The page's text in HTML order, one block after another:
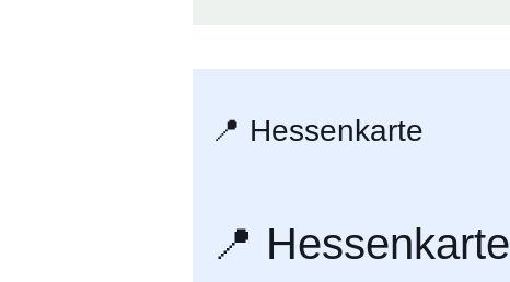
📍 Hessenkarte
📍 Hessenkarte